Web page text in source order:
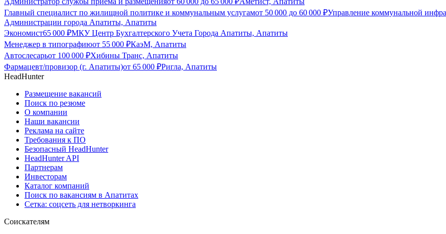
Главный специалист по жилищной политике и коммунальным услугамот 50 000 до 60 000 ₽Управление коммунальной
Администрации города Апатиты, Апатиты
Экономист65 000 ₽МКУ Центр Бухгалтерского Учета Города Апатиты, Апатиты
Менеджер в типографиюот 55 000 ₽КаэМ, Апатиты
Автослесарьот 100 000 ₽Хибины Транс, Апатиты
Фармацевт/провизор (г. Апатиты)от 65 000 ₽Ригла, Апатиты
HeadHunter
Размещение вакансий
Поиск по резюме
О компании
Наши вакансии
Реклама на сайте
Требования к ПО
Безопасный HeadHunter
HeadHunter API
Партнерам
Инвесторам
Каталог компаний
Поиск по вакансиям в Апатитах
Сетка: соцсеть для нетворкинга
Соискателям